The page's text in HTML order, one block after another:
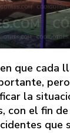
que cada
la
con el fin
que